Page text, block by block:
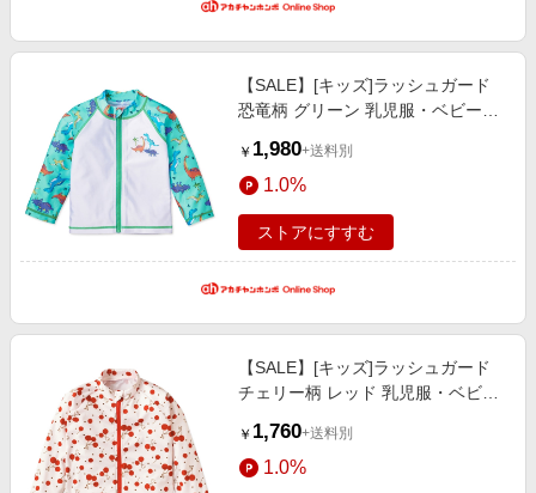
【SALE】[キッズ]ラッシュガード
恐竜柄 グリーン 乳児服・ベビー
ムグッズ・プール・浮輪 キッズ水
着（男の子）
￥ 1,980+送料別
1.0%
ストアにすすむ
【SALE】[キッズ]ラッシュガード
チェリー柄 レッド 乳児服・ベビー
ムグッズ・プール・浮輪 キッズ水
着（女の子）
￥ 1,760+送料別
1.0%